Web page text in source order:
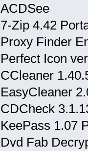
ACDSee
7-Zip 4.42
Proxy Finder
Perfect Icon
CCleaner
EasyCleaner
CDCheck
KeePass 1.07
Dvd Fab